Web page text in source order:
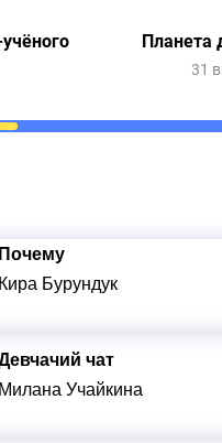
Планета
31
Почему
Кира Бурундук
чат
Милана Учайкина